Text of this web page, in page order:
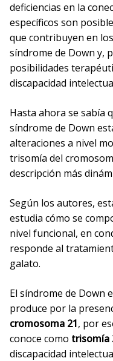
deficiencias en la
específicos son
que contribuyen en
síndrome de Down y,
posibilidades
discapacidad
Hasta ahora se sabía
síndrome de Down
alteraciones a nivel
trisomía del
descripción más
Según los autores,
estudia cómo se
nivel funcional, en
responde al
galato.
El síndrome de Down
produce por la
cromosoma 21, por
conoce como trisomía
discapacidad